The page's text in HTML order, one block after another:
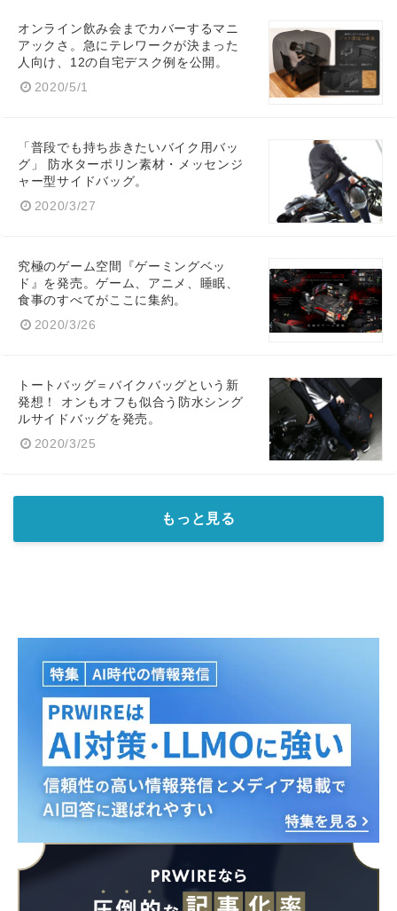
オンライン飲み会までカバーするマニ
アックさ。急にテレワークが決まった
人向け、12の自宅デスク例を公開。
2020/5/1
「普段でも持ち歩きたいバイク用バッ
グ」 防水ターポリン素材・メッセンジ
ャー型サイドバッグ。
2020/3/27
究極のゲーム空間『ゲーミングベッ
ド』を発売。ゲーム、アニメ、睡眠、
食事のすべてがここに集約。
2020/3/26
トートバッグ＝バイクバッグという新
発想！ オンもオフも似合う防水シング
ルサイドバッグを発売。
2020/3/25
もっと見る